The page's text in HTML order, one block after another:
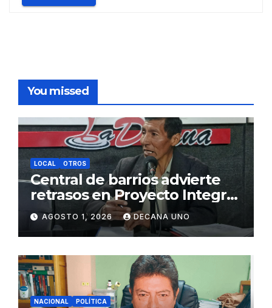
You missed
LOCAL OTROS
Central de barrios advierte
retrasos en Proyecto Integral
de Agua y Alcantarillado para
Juliaca
AGOSTO 1, 2026 DECANA UNO
NACIONAL POLÍTICA